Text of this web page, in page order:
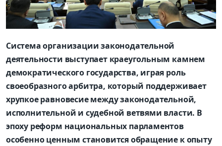
Система организации законодательной
деятельности выступает краеугольным камнем
демократического государства, играя роль
своеобразного арбитра, который поддерживает
хрупкое равновесие между законодательной,
исполнительной и судебной ветвями власти. В
эпоху реформ национальных парламентов
особенно ценным становится обращение к опыту